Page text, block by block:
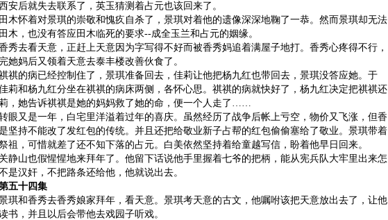
安后就失去联系了，英玉猜测着占元也该回来了。
怀着对景琪的崇敬和愧疚自杀了，景琪对着他的遗像深深地鞠了一恭。然而景琪却无法
木，也没有答应田木临死的要求--成全玉兰和占元的姻缘。
去看天意，正赶上天意因为字写得不好而被香秀妈追着满屋子地打。香秀心疼得不行，
她妈后又领着天意去泰丰楼改善伙食了。
的病已经控制住了，景琪准备回去，佳莉让他把杨九红也带回去，景琪没答应她。于
莉和杨九红分坐在祺祺的病床两侧，各怀心思。祺祺的病就快好了，杨九红决定把祺祺还
，她告诉祺祺是她的妈妈救了她的命，便一个人走了……
又是一年，白宅里洋溢着过年的喜庆。虽然经历了战争后帐上亏空，物价又飞涨，但香
坚持不能改了发红包的传统。并且还把给敬业新子占帮的红包偷偷塞给了敬业。景琪带着
祖，可惜就差了还不知下落的占元。白美依然坚持着给童越写信，盼着他早日回来。
山也假惺惺地来拜年了。他留下话说他手里握着七爷的把柄，能从宪兵队大牢里出来怎
是汉奸，不把路条还给他，他就说出去。
十四集
和香秀去香秀娘家拜年，看天意。景琪考天意的古文，他嘱咐该把天意放出去了，让他
书，并且以后会带他去戏园子听戏。